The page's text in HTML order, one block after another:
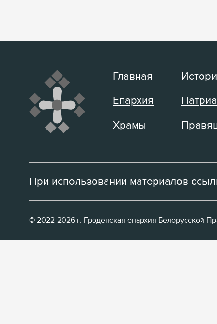
Главная
Епархия
Храмы
При использовании материалов
© 2022-2026 г. Гроденская епархия Белорусской